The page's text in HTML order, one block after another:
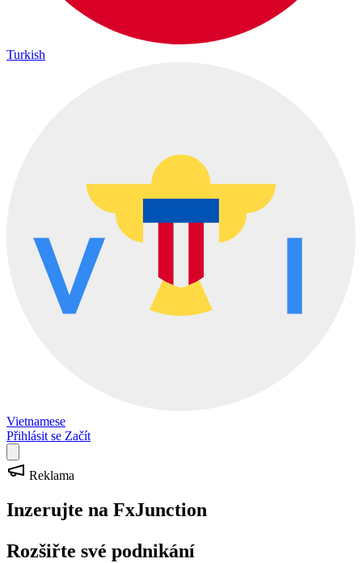
Turkish
Vietnamese
Přihlásit se Začít
Reklama
Inzerujte na FxJunction
Rozšiřte své podnikání